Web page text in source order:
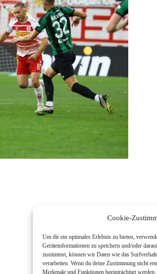
Cookie-
Um dir ein optimales Erlebnis zu bieten,
Geräteinformationen zu speichern und/oder
zustimmst, können wir Daten wie das
verarbeiten. Wenn du deine Zustimmung nicht
Merkmale und Funktionen beeinträchtigt werden.